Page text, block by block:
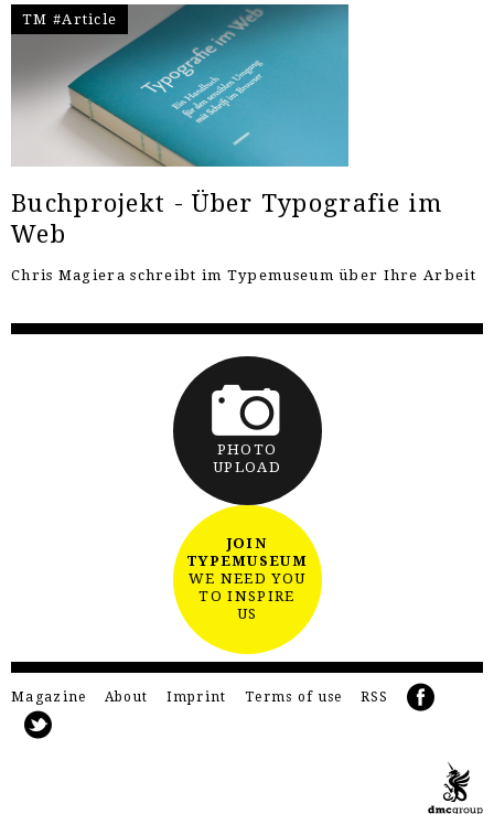
TM #Article
Buchprojekt - Über Typografie im
Web
Chris Magiera schreibt im Typemuseum über Ihre Arbeit
PHOTO
UPLOAD
JOIN
TYPEMUSEUM
WE NEED YOU
TO INSPIRE
US
Magazine About Imprint Terms of use RSS